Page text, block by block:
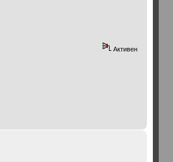
Активен